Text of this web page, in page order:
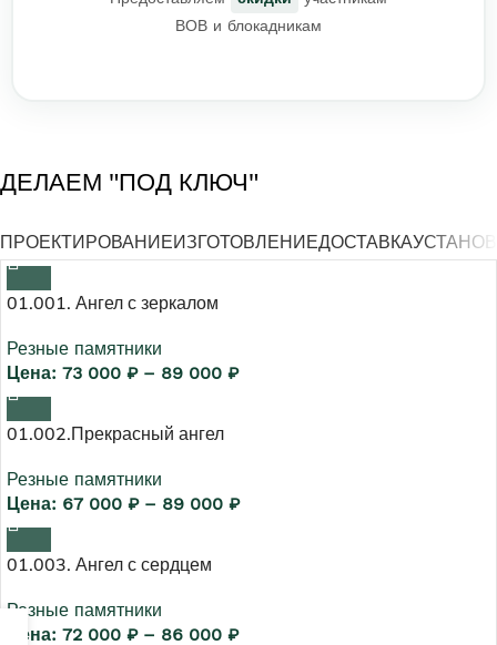
ВОВ и блокадникам
ДЕЛАЕМ "ПОД КЛЮЧ"
ПРОЕКТИРОВАНИЕИЗГОТОВЛЕНИЕДОСТАВКА
01.001. Ангел с зеркалом
Резные памятники
73 000 ₽ – 89 000 ₽
01.002.Прекрасный ангел
Резные памятники
67 000 ₽ – 89 000 ₽
01.003. Ангел с сердцем
Резные памятники
72 000 ₽ – 86 000 ₽